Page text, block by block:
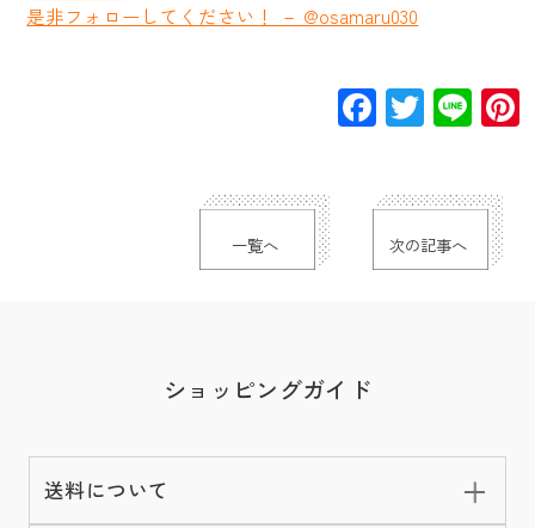
是非フォローしてください！ － @osamaru030
Facebook
一覧へ 次の記事へ
ショッピングガイド
送料について